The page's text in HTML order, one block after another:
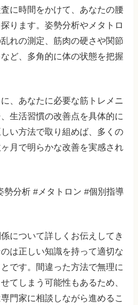
に時間をかけて、あなたの腰
ります。姿勢分析やメタトロ
れの測定、筋肉の硬さや関節
ど、多角的に体の状態を把握
、あなたに必要な筋トレメニ
生活習慣の改善点を具体的に
い方法で取り組めば、多くの
月で明らかな改善を実感され
勢分析 #メタトロン #個別指導
について詳しくお伝えしてき
は正しい知識を持って適切な
です。間違った方法で無理に
てしまう可能性もあるため、
門家に相談しながら進めるこ